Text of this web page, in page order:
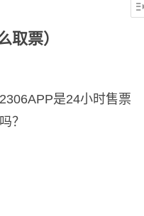
取票）
是24小时售票
？